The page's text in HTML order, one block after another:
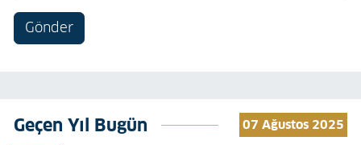
Gönder
Geçen Yıl Bugün 07 Ağustos 2025